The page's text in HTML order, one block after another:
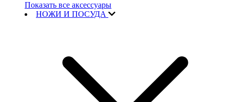
Показать все аксессуары
НОЖИ И ПОСУДА